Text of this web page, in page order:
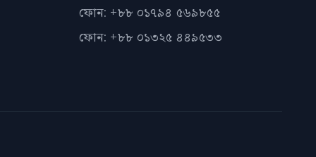
ফোন: +৮৮ ০১৭৯৪ ৫৬৯৮৫৫
ফোন: +৮৮ ০১৩২৫ ৪৪৯৫৩৩